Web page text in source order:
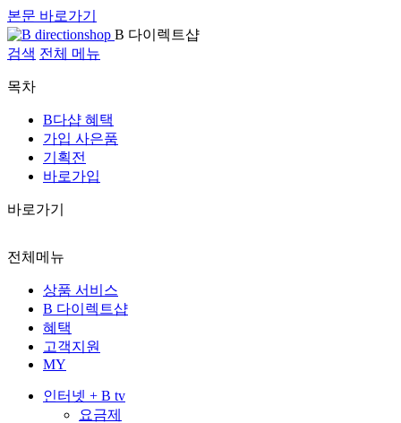
본문 바로가기
B 다이렉트샵
검색 전체 메뉴
목차
B다샵 혜택
가입 사은품
기획전
바로가입
바로가기
전체메뉴
상품 서비스
B 다이렉트샵
혜택
고객지원
MY
인터넷 + B tv
요금제